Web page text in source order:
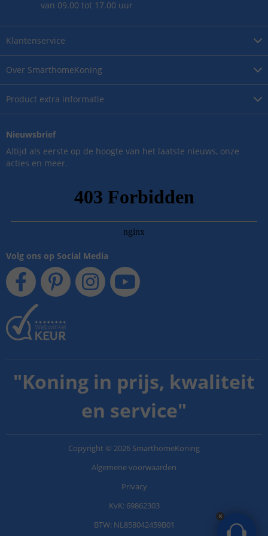
Over SmarthomeKoning
Product extra informatie
Klantenservice
van 09.00 tot 17.00 uur
Nieuwsbrief
Altijd als eerste op de hoogte van het laatste nieuws, onze
acties en meer.
Volg ons op Social Media
"Koning in prijs, kwaliteit
en service"
Copyright © 2026 SmarthomeKoning
Algemene voorwaarden
Privacy
KvK: 69862303
BTW: NL858042459B01